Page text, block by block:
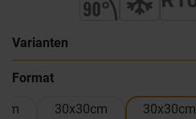
Varianten
Format
30x30cm 30x30cm